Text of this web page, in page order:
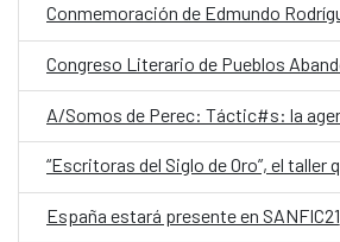
España estará presente en SANFIC21